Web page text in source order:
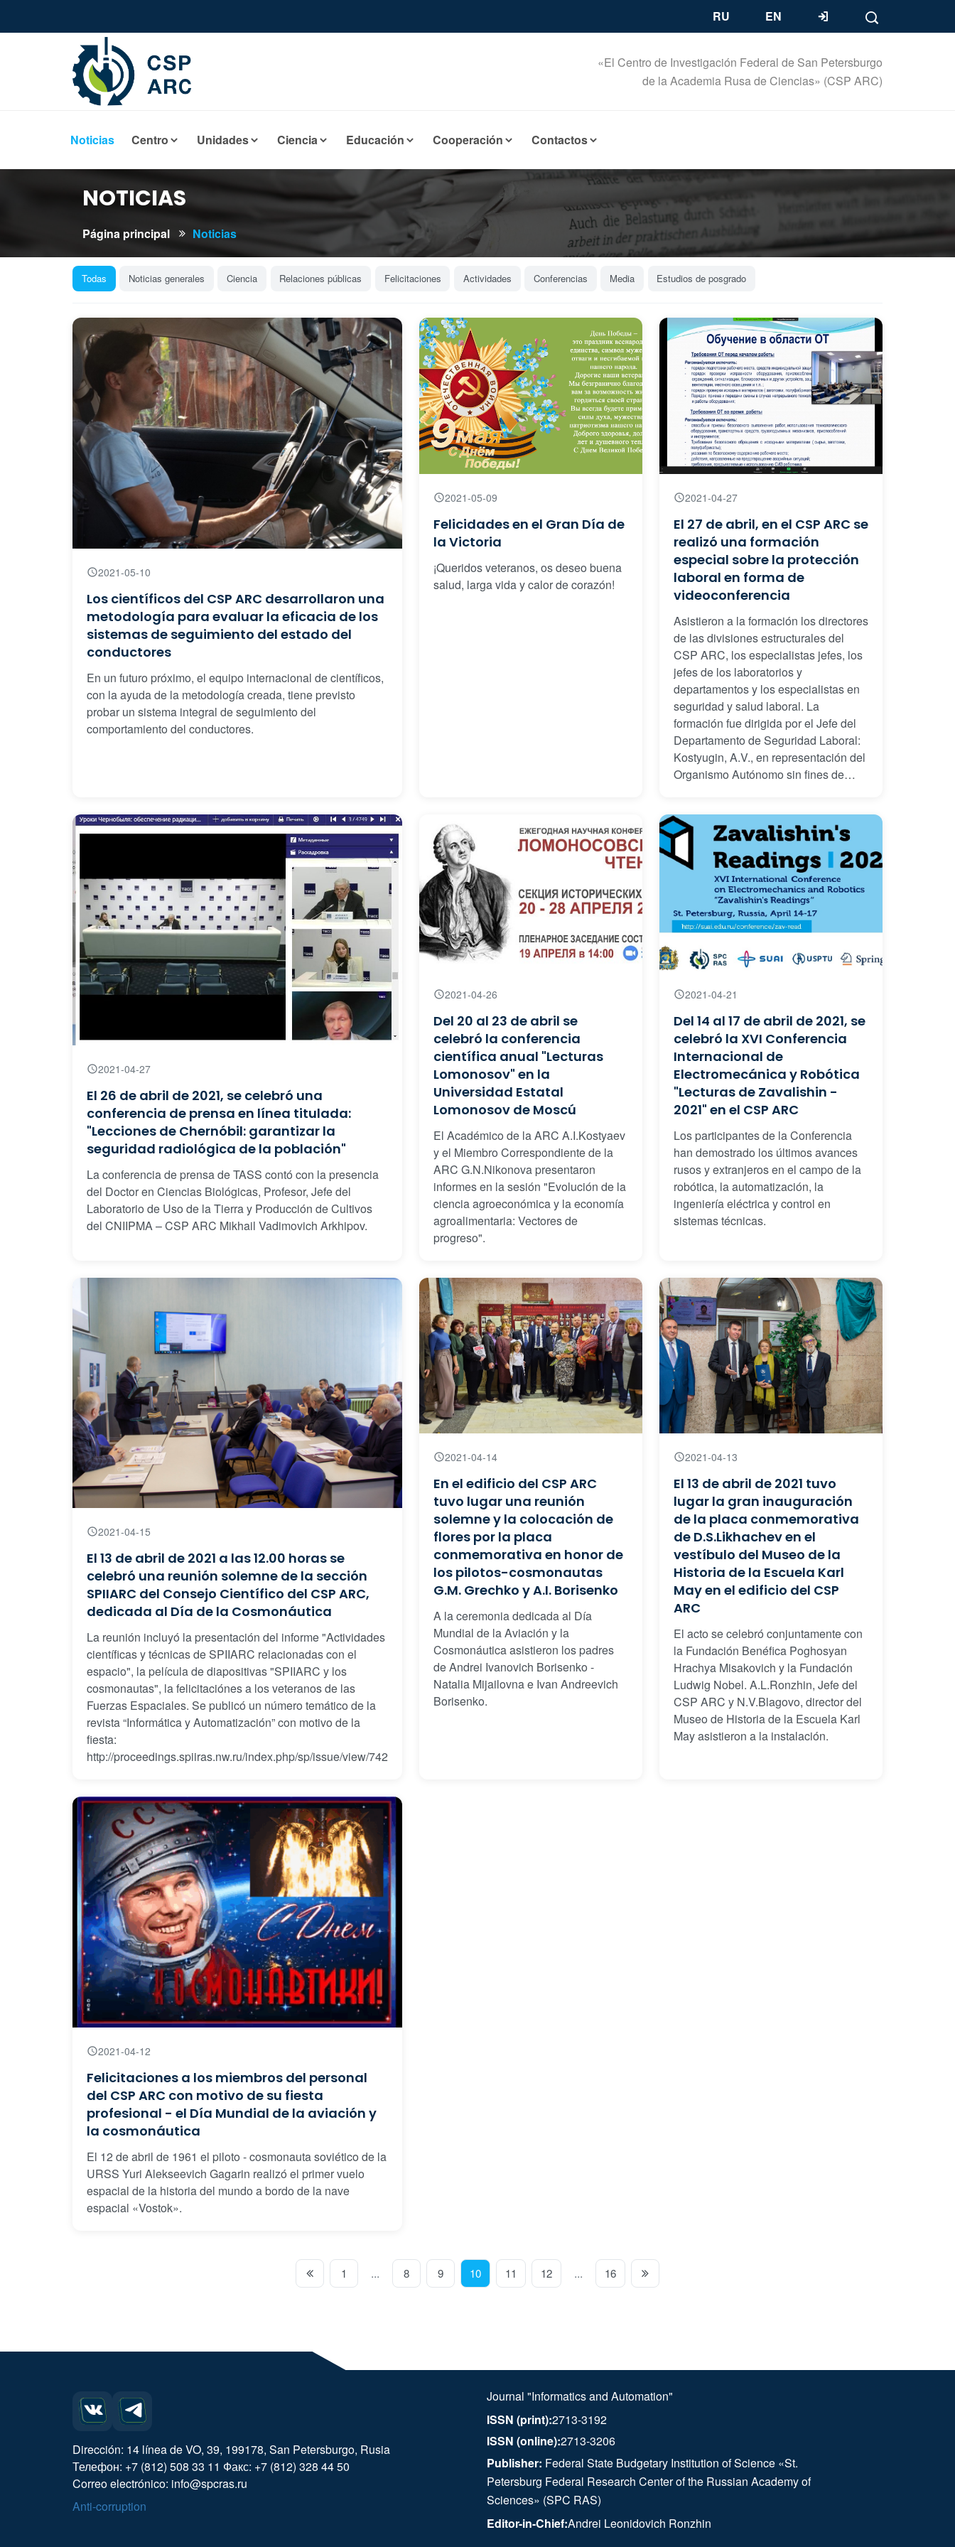
RU EN
«El Centro de Investigación Federal de San Petersburgo
de la Academia Rusa de Ciencias» (CSP ARC)
Noticias Centro Unidades Ciencia Educación Cooperación Contactos
NOTICIAS
Página principal Noticias
Todas Noticias generales Ciencia Relaciones públicas Felicitaciones Actividades Conferencias Media Estudios de posgrado
2021-05-10
Los científicos del CSP ARC desarrollaron una
metodología para evaluar la eficacia de los
sistemas de seguimiento del estado del
conductores
En un futuro próximo, el equipo internacional de científicos,
con la ayuda de la metodología creada, tiene previsto
probar un sistema integral de seguimiento del
comportamiento del conductores.
2021-05-09
Felicidades en el Gran Día de
la Victoria
¡Queridos veteranos, os deseo buena
salud, larga vida y calor de corazón!
2021-04-27
El 27 de abril, en el CSP ARC se
realizó una formación
especial sobre la protección
laboral en forma de
videoconferencia
Asistieron a la formación los directores
de las divisiones estructurales del
CSP ARC, los especialistas jefes, los
jefes de los laboratorios y
departamentos y los especialistas en
seguridad y salud laboral. La
formación fue dirigida por el Jefe del
Departamento de Seguridad Laboral:
Kostyugin, A.V., en representación del
Organismo Autónomo sin fines de
(SFL EPC "Combinado de
Formación").
2021-04-27
El 26 de abril de 2021, se celebró una
conferencia de prensa en línea titulada:
"Lecciones de Chernóbil: garantizar la
seguridad radiológica de la población"
La conferencia de prensa de TASS contó con la presencia
del Doctor en Ciencias Biológicas, Profesor, Jefe del
Laboratorio de Uso de la Tierra y Producción de Cultivos
del CNIIPMA – CSP ARC Mikhail Vadimovich Arkhipov.
2021-04-26
Del 20 al 23 de abril se
celebró la conferencia
científica anual "Lecturas
Lomonosov" en la
Universidad Estatal
Lomonosov de Moscú
El Académico de la ARC A.I.Kostyaev
y el Miembro Correspondiente de la
ARC G.N.Nikonova presentaron
informes en la sesión "Evolución de la
ciencia agroeconómica y la economía
agroalimentaria: Vectores de
progreso".
2021-04-21
Del 14 al 17 de abril de 2021, se
celebró la XVI Conferencia
Internacional de
Electromecánica y Robótica
"Lecturas de Zavalishin -
2021" en el CSP ARC
Los participantes de la Conferencia
han demostrado los últimos avances
rusos y extranjeros en el campo de la
robótica, la automatización, la
ingeniería eléctrica y control en
sistemas técnicas.
2021-04-15
El 13 de abril de 2021 a las 12.00 horas se
celebró una reunión solemne de la sección
SPIIARC del Consejo Científico del CSP ARC,
dedicada al Día de la Cosmonáutica
La reunión incluyó la presentación del informe "Actividades
científicas y técnicas de SPIIARC relacionadas con el
espacio", la película de diapositivas "SPIIARC y los
cosmonautas", la felicitaciónes a los veteranos de las
Fuerzas Espaciales. Se publicó un número temático de la
revista “Informática y Automatización” con motivo de la
fiesta:
http://proceedings.spiiras.nw.ru/index.php/sp/issue/view/742
2021-04-14
En el edificio del CSP ARC
tuvo lugar una reunión
solemne y la colocación de
flores por la placa
conmemorativa en honor de
los pilotos-cosmonautas
G.M. Grechko y A.I. Borisenko
A la ceremonia dedicada al Día
Mundial de la Aviación y la
Cosmonáutica asistieron los padres
de Andrei Ivanovich Borisenko -
Natalia Mijailovna e Ivan Andreevich
Borisenko.
2021-04-13
El 13 de abril de 2021 tuvo
lugar la gran inauguración
de la placa conmemorativa
de D.S.Likhachev en el
vestíbulo del Museo de la
Historia de la Escuela Karl
May en el edificio del CSP
ARC
El acto se celebró conjuntamente con
la Fundación Benéfica Poghosyan
Hrachya Misakovich y la Fundación
Ludwig Nobel. A.L.Ronzhin, Jefe del
CSP ARC y N.V.Blagovo, director del
Museo de Historia de la Escuela Karl
May asistieron a la instalación.
2021-04-12
Felicitaciones a los miembros del personal
del CSP ARC con motivo de su fiesta
profesional - el Día Mundial de la aviación y
la cosmonáutica
El 12 de abril de 1961 el piloto - cosmonauta soviético de la
URSS Yuri Alekseevich Gagarin realizó el primer vuelo
espacial de la historia del mundo a bordo de la nave
espacial «Vostok».
1 ... 8 9 10 11 12 ... 16
Dirección: 14 línea de VO, 39, 199178, San Petersburgo, Rusia
Телефон: +7 (812) 508 33 11 Факс: +7 (812) 328 44 50
Correo electrónico: info@spcras.ru
Anti-corruption
Journal "Informatics and Automation"
ISSN (print):2713-3192
ISSN (online):2713-3206
Publisher: Federal State Budgetary Institution of Science «St.
Petersburg Federal Research Center of the Russian Academy of
Sciences» (SPC RAS)
Editor-in-Chief:Andrei Leonidovich Ronzhin